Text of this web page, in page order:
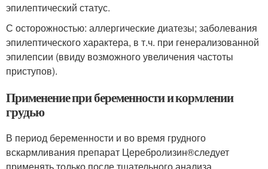
эпилептический статус.
С осторожностью: аллергические диатезы; заболевания
эпилептического характера, в т.ч. при генерализованной
эпилепсии (ввиду возможного увеличения частоты
приступов).
Применение при беременности и кормлении
грудью
В период беременности и во время грудного
вскармливания препарат Церебролизин®следует